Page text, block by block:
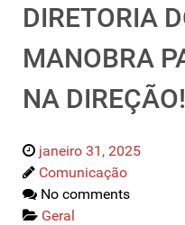
DIRETORIA
MANOBRA
NA DIREÇÃO!
janeiro 31, 2025
Comunicação
No comments
Geral